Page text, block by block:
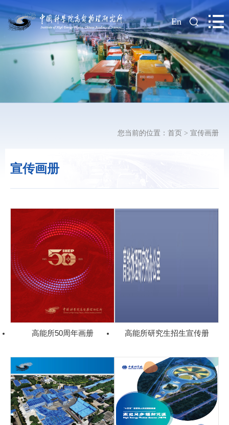
| En
宣传画册
您当前的位置： 首页 > 宣传画册
高能所50周年画册 高能所研究生招生宣传册